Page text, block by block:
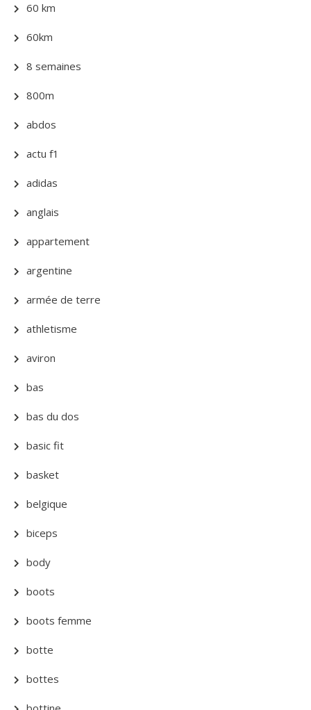
60 km
60km
8 semaines
800m
abdos
actu f1
adidas
anglais
appartement
argentine
armée de terre
athletisme
aviron
bas
bas du dos
basic fit
basket
belgique
biceps
body
boots
boots femme
botte
bottes